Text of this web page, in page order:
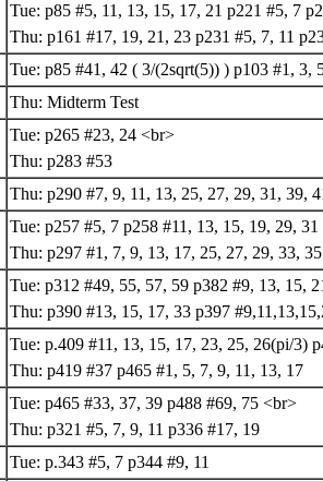
Tue: p85 #5, 11, 13, 15, 17, 21 p221 #5, 7
Thu: p161 #17, 19, 21, 23 p231 #5, 7, 11
Tue: p85 #41, 42 ( 3/(2sqrt(5)) ) p103 #1, 3,
Thu: Midterm Test
Tue: p265 #23, 24 <br>
Thu: p283 #53
Thu: p290 #7, 9, 11, 13, 25, 27, 29, 31, 39,
Tue: p257 #5, 7 p258 #11, 13, 15, 19, 29,
Thu: p297 #1, 7, 9, 13, 17, 25, 27, 29, 33,
Tue: p312 #49, 55, 57, 59 p382 #9, 13, 15,
Thu: p390 #13, 15, 17, 33 p397
Tue: p.409 #11, 13, 15, 17, 23, 25, 26(pi/
Thu: p419 #37 p465 #1, 5, 7, 9, 11, 13, 17
Tue: p465 #33, 37, 39 p488 #69, 75 <br>
Thu: p321 #5, 7, 9, 11 p336 #17, 19
Tue: p.343 #5, 7 p344 #9, 11